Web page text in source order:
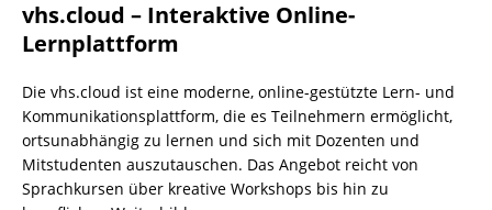
vhs.cloud – Interaktive Online-
Lernplattform
Die vhs.cloud ist eine moderne, online-gestützte Lern- und
Kommunikationsplattform, die es Teilnehmern ermöglicht,
ortsunabhängig zu lernen und sich mit Dozenten und
Mitstudenten auszutauschen. Das Angebot reicht von
Sprachkursen über kreative Workshops bis hin zu